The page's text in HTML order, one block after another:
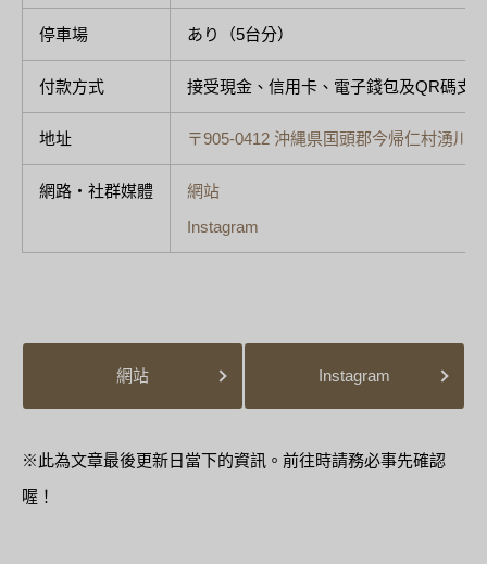
停車場 あり（5台分）
付款方式 接受現金、信用卡、電子錢包及QR碼支
地址 〒905-0412 沖縄県国頭郡今帰仁村湧川
網路・社群媒體
網站
Instagram
網站 Instagram
※此為文章最後更新日當下的資訊。前往時請務必事先確認
喔！